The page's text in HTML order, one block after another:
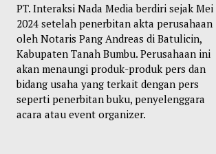
PT. Interaksi Nada Media berdiri sejak Mei
2024 setelah penerbitan akta perusahaan
oleh Notaris Pang Andreas di Batulicin,
Kabupaten Tanah Bumbu. Perusahaan ini
akan menaungi produk-produk pers dan
bidang usaha yang terkait dengan pers
seperti penerbitan buku, penyelenggara
acara atau event organizer.